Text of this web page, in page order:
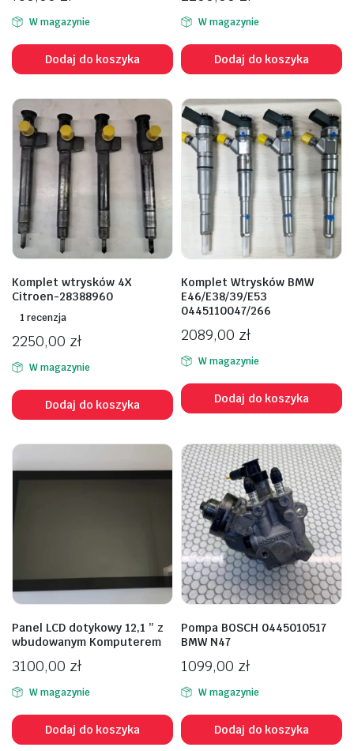
W magazynie
Dodaj do koszyka
W magazynie
Dodaj do koszyka
Komplet wtrysków 4X
Citroen-28388960
1 recenzja
2250,00 zł
W magazynie
Dodaj do koszyka
Komplet Wtrysków BMW
E46/E38/39/E53
0445110047/266
2089,00 zł
W magazynie
Dodaj do koszyka
Panel LCD dotykowy 12,1 ” z
wbudowanym Komputerem
3100,00 zł
W magazynie
Dodaj do koszyka
Pompa BOSCH 0445010517
BMW N47
1099,00 zł
W magazynie
Dodaj do koszyka